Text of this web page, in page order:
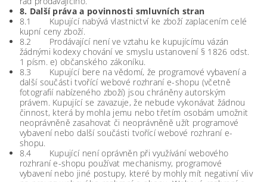
8. Další práva a povinnosti smluvních stran
8.1 Kupující nabývá vlastnictví ke zboží zaplacením celé
kupní ceny zboží.
8.2 Prodávající není ve vztahu ke kupujícímu vázán
žádnými kodexy chování ve smyslu ustanovení § 1826 odst.
1 písm. e) občanského zákoníku.
8.3 Kupující bere na vědomí, že programové vybavení a
další součásti tvořící webové rozhraní e-shopu (včetně
fotografií nabízeného zboží) jsou chráněny autorským
právem. Kupující se zavazuje, že nebude vykonávat žádnou
činnost, která by mohla jemu nebo třetím osobám umožnit
neoprávněně zasahovat či neoprávněně užít programové
vybavení nebo další součásti tvořící webové rozhraní e-
shopu.
8.4 Kupující není oprávněn při využívání webového
rozhraní e-shopu používat mechanismy, programové
vybavení nebo jiné postupy, které by mohly mít negativní vliv